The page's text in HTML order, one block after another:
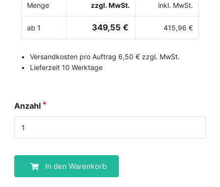
Menge zzgl. MwSt. inkl. MwSt.
ab 1 349,55 € 415,96 €
Versandkosten pro Auftrag 6,50 € zzgl. MwSt.
Lieferzeit 10 Werktage
Anzahl
In den Warenkorb